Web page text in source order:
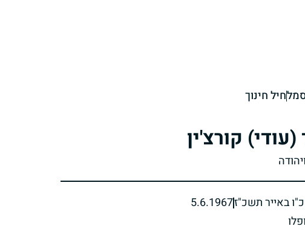
חיל חינוך
(עודי) קורצ'ין
כ"ו באייר תשכ"ז5.6.1967